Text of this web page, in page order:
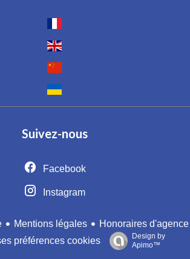
Suivez-nous
Facebook
Instagram
Mentions légales
Honoraires d'agence
préférences cookies
Design by
Apimo™